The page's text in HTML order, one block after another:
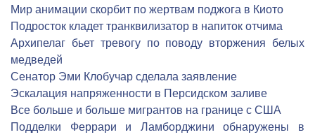
Мир анимации скорбит по жертвам поджога в Киото
Подросток кладет транквилизатор в напиток отчима
Архипелаг бьет тревогу по поводу вторжения белых
медведей
Сенатор Эми Клобучар сделала заявление
Эскалация напряженности в Персидском заливе
Все больше и больше мигрантов на границе с США
Подделки Феррари и Ламборджини обнаружены в